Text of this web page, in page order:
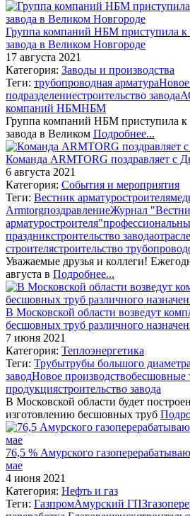
Группа компаний НБМ приступила к
завода в Великом Новгороде
17 августа 2021
Категория: Заводы и производства
Теги: трубопроводная арматураНовое
подразделениестроительство завода
компаний НБМНБМ
Группа компаний НБМ приступила к
завода в Великом Подробнее...
Команда ARMTORG поздравляет с
6 августа 2021
Категория: События и мероприятия
Теги: Вестник арматуростроителя
ArmtorgпоздравлениеЖурнал
арматуростроителя"
праздникстроительство завода
строителястроительство
Уважаемые друзья и коллеги!
августа в Подробнее...
В Московской области возведут
бесшовных труб различного
7 июня 2021
Категория: Теплоэнергетика
Теги: Трубытрубы большого диаметра
заводНовое производствобесшовные
продукциястроительство завода
В Московской области будет
изготовлению бесшовных труб
76,5 % Амурского
мае
4 июня 2021
Категория: Нефть и газ
Теги: ГазпромАмурский ГПЗ